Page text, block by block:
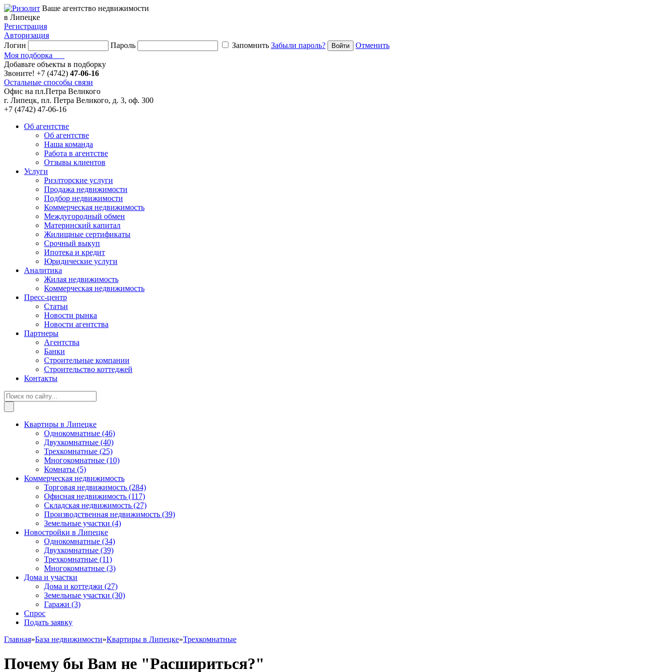
Ваше агентство недвижимости
в Липецке
Регистрация
Авторизация
Логин
Пароль Запомнить Забыли пароль?
Отменить
Моя подборка
Добавьте объекты в подборку
Звоните! +7 (4742) 47-06-16
Остальные способы связи
Офис на пл.Петра Великого
г. Липецк, пл. Петра Великого, д. 3, оф. 300
+7 (4742) 47-06-16
Об агентстве
Об агентстве
Наша команда
Работа в агентстве
Отзывы клиентов
Услуги
Риэлторские услуги
Продажа недвижимости
Подбор недвижимости
Коммерческая недвижимость
Междугородный обмен
Материнский капитал
Жилищные сертификаты
Срочный выкуп
Ипотека и кредит
Юридические услуги
Аналитика
Жилая недвижимость
Коммерческая недвижимость
Пресс-центр
Статьи
Новости рынка
Новости агентства
Партнеры
Агентства
Банки
Строительные компании
Строительство коттеджей
Контакты
Квартиры в Липецке
Однокомнатные (46)
Двухкомнатные (40)
Трехкомнатные (25)
Многокомнатные (10)
Комнаты (5)
Коммерческая недвижимость
Торговая недвижимость (284)
Офисная недвижимость (117)
Складская недвижимость (27)
Производственная недвижимость (39)
Земельные участки (4)
Новостройки в Липецке
Однокомнатные (34)
Двухкомнатные (39)
Трехкомнатные (11)
Многокомнатные (3)
Дома и участки
Дома и коттеджи (27)
Земельные участки (30)
Гаражи (3)
Спрос
Подать заявку
Главная»База недвижимости»Квартиры в Липецке»Трехкомнатные
Почему бы Вам не "Расшириться?"